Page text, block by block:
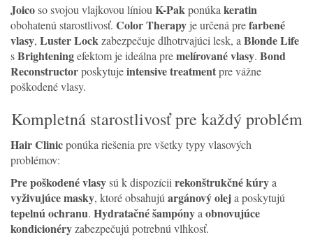
Joicoso svojou vlajkovou líniou K-Pakponúka keratin
obohatenú starostlivosť. Color Therapy je určená prefarbené
vlasy, Luster Lockzabezpečuje dlhotrvajúci lesk, a Blonde Life
sBrighteningefektom je ideálna premelírované vlasy. Bond
Reconstructorposkytujeintensive treatmentpre vážne
poškodené vlasy.
Kompletná starostlivosť pre každý problém
Hair Clinicponúka riešenia pre všetky typy vlasových
problémov:
Pre poškodené vlasysú k dispozícii rekonštrukčné kúrya
vyživujúce masky, ktoré obsahujú argánový oleja poskytujú
tepelnú ochranu. Hydratačné šampónya obnovujúce
kondicionéryzabezpečujú potrebnú vlhkosť.